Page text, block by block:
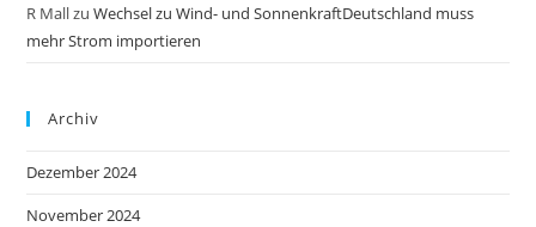
R MallzuWechsel zu Wind- und SonnenkraftDeutschland muss
mehr Strom importieren
Archiv
Dezember 2024
November 2024